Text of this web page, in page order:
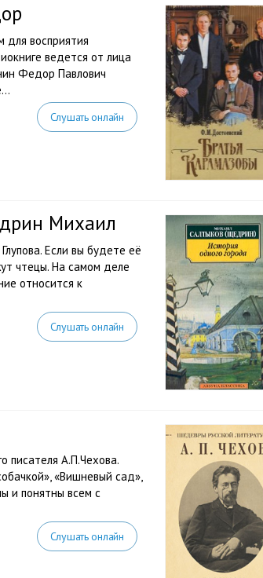
для восприятия
ведется от лица
Федор Павлович
Слушать онлайн
Михаил
Если вы будете её
чтецы. На самом деле
относится к
Слушать онлайн
писателя А.П.Чехова.
«Вишневый сад»,
и понятны всем с
Слушать онлайн